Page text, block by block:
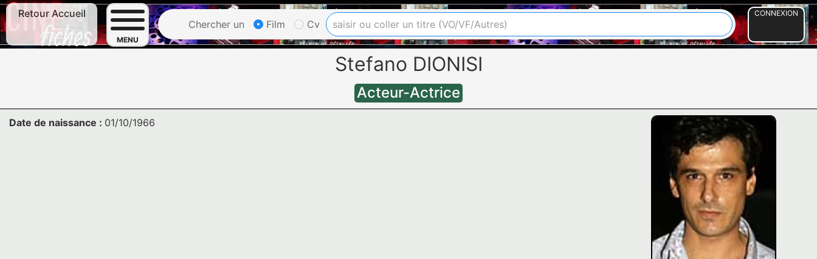
Retour Accueil
MENU
Chercher un Film Cv
CONNEXION
Stefano DIONISI
Acteur-Actrice
Date de naissance : 01/10/1966